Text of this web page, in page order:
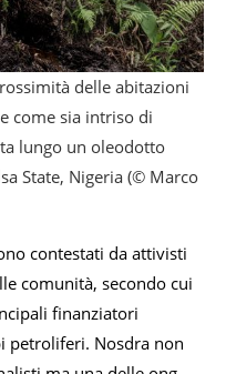
delle abitazioni
come sia intriso di
lungo un oleodotto
State, Nigeria (© Marco
contestati da attivisti
comunità, secondo cui
finanziatori
petroliferi. Nosdra non